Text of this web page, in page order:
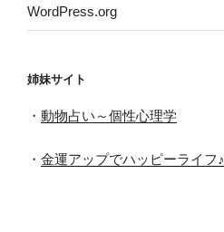
WordPress.org
姉妹サイト
・ 動物占い～個性心理学
・ 金運アップでハッピーライフ♪